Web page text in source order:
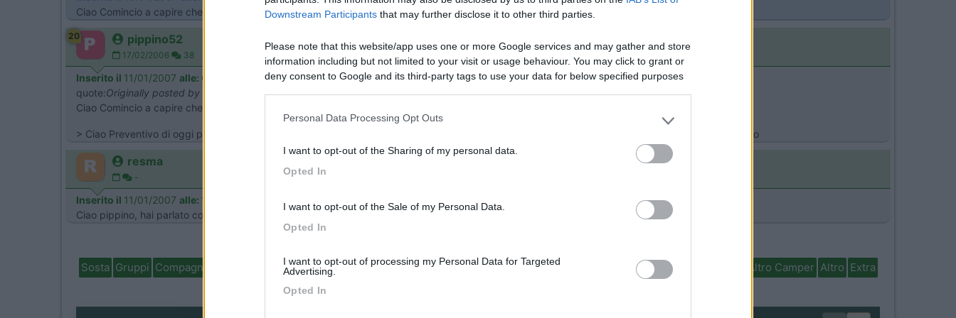
Downstream Participants that may further disclose it to other third parties.
Please note that this website/app uses one or more Google services and may gather and store
information including but not limited to your visit or usage behaviour. You may click to grant or
deny consent to Google and its third-party tags to use your data for below specified purposes
Personal Data Processing Opt Outs
I want to opt-out of the Sharing of my personal data.
Opted In
I want to opt-out of the Sale of my Personal Data.
Opted In
I want to opt-out of processing my Personal Data for Targeted
Advertising.
Opted In
Ciao Comincio a capire che Michelin xc 215/75/R15 per quattro,quella di scorta è bellissima[:p], euroni 500/600 O sbaglio??? BUONI Kms
20 pippino52
17/02/2006 38
Inserito il 11/01/2007 alle: 00:02:05
quote:Originally posted by unneofita
Ciao Comincio a capire che Michelin xc 215/75/R15 per quattro,quella di scorta è bellissima[:p], euroni 500/600 O sbaglio??? BUONI Kms >
> Ciao Preventivo di oggi pomeriggio[B)][B)]215/75/16 Michelin XC = 165€ l'uno montati equilibrati ecc. ecc. presso Bologna gomme. Ciao Corrado
resma
-
Inserito il 11/01/2007 alle: 15:15:41
Ciao pippino, hai parlato con Nello o con Antonio? A me hanno fatto 190€ cad grazie
Sosta Gruppi Compagni Marchi Meccanica Cellula Accessori Eventi Leggi Comportamenti Disabili In camper per Altro Camper Altro Extra